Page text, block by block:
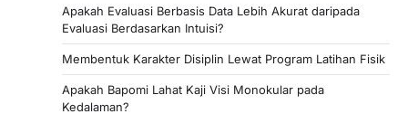
Apakah Evaluasi Berbasis Data Lebih Akurat daripada
Evaluasi Berdasarkan Intuisi?
Membentuk Karakter Disiplin Lewat Program Latihan Fisik
Apakah Bapomi Lahat Kaji Visi Monokular pada
Kedalaman?